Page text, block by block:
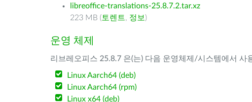
libreoffice-translations-25.8.7.2.tar.xz
223 MB ( 토렌트, 정보 )
운영 체제
리브레오피스 25.8.7 은(는) 다음 운영체제/시스템에서 사
Linux Aarch64 (deb)
Linux Aarch64 (rpm)
Linux x64 (deb)